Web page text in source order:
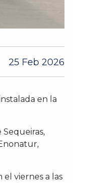
25 Feb 2026
en la
el viernes a las